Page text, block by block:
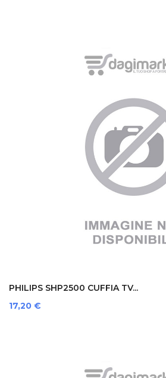
PHILIPS SHP2500 CUFFIA TV...
Prezzo
17,20 €